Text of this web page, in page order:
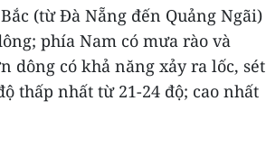
(từ Đà Nẵng đến Quảng Ngãi)
phía Nam có mưa rào và
dông có khả năng xảy ra lốc, sét
thấp nhất từ 21-24 độ; cao nhất